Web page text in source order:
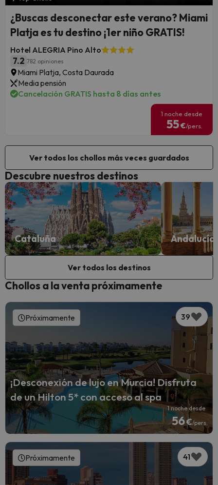
¿Buscas desconectar este verano? Miami
Platja es tu destino ¡1er niño GRATIS!
Hotel ALEGRIA Pino Alto
7.2 782 opiniones
Miami Platja, Costa Daurada
Media pensión
Cancelación GRATIS hasta 8 días antes
1 noche desde
55€/pers.
Ver todos los chollos más veces guardados
Descubre nuestros destinos
Cataluña Andalucía
Ver todos los destinos
Chollos a la venta próximamente
39
Próximamente
¡Desconexión de lujo en Murcia! Disfruta
de un Hilton 5* con acceso al spa
1 noche desde
56€/pers.
41
Próximamente